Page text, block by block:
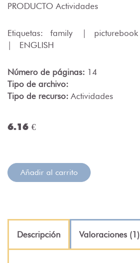
PRODUCTO Actividades
Etiquetas: family | picturebook
|
ENGLISH
Número de páginas: 14
Tipo de archivo:
Tipo de recurso: Actividades
6.16 €
Añadir al carrito
Descripción Valoraciones (1)